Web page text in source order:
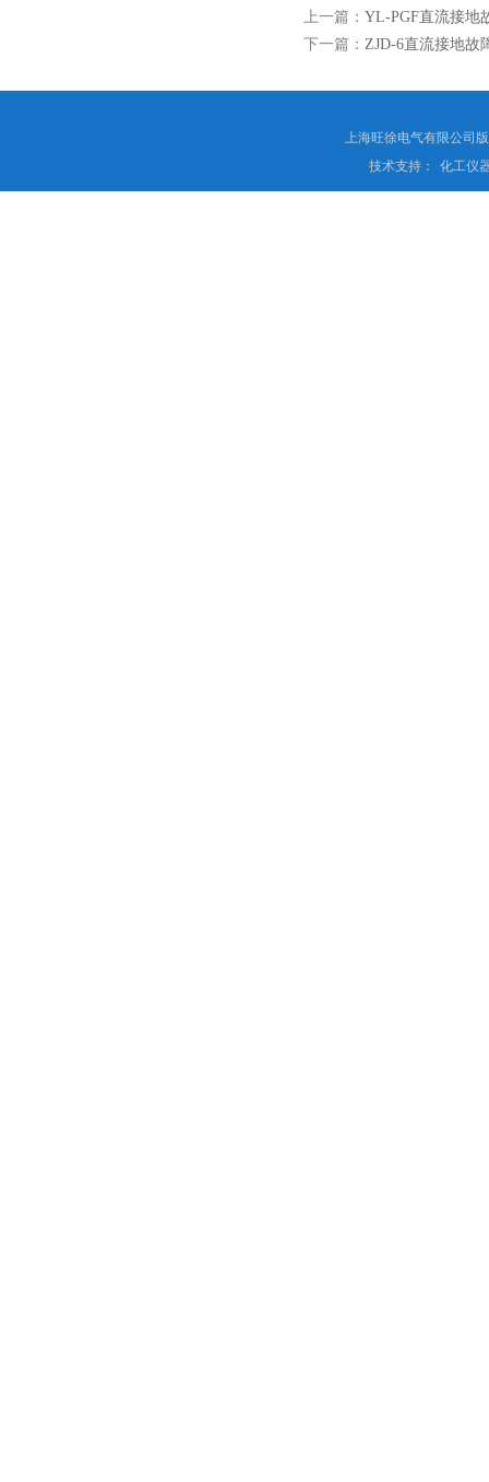
上一篇： YL-PGF直流接地
下一篇： ZJD-6直流接地故
上海旺徐电气有限公司
技术支持：
化工仪